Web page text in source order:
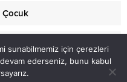
Çocuk
Makaleler
Mirat Haber Anadolu Ajansı
sunabilmemiz için çerezleri
ederseniz, bunu kabul